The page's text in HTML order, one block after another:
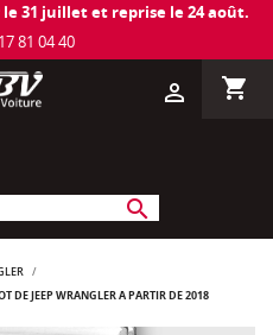
31 juillet et reprise le 24 août.
81 04 40
shopping_cart
person_outline
search
DE JEEP WRANGLER À PARTIR DE 2018